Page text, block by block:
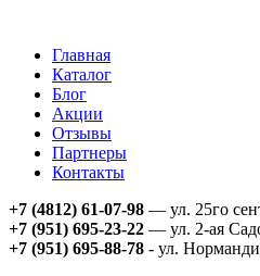
Главная
Каталог
Блог
Акции
Отзывы
Партнеры
Контакты
+7 (4812) 61-07-98 — ул. 25го
+7 (951) 695-23-22 — ул. 2-ая
+7 (951) 695-88-78 - ул.